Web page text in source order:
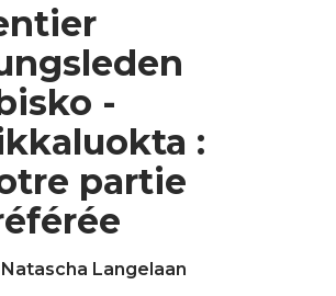
-
:
partie
Langelaan